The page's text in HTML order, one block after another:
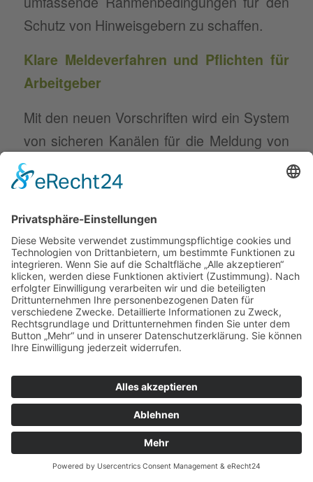
Schutz von Hinweisgebern zu schaffen.
Klare Meldeverfahren und Pflichten für
Arbeitgeber
Mit den neuen Vorschriften wird ein System
von sicheren Kanälen für die Meldung von
Missständen sowohl innerhalb einer
Organisation als auch an Behörden
geschaffen.
Sichere Meldekanäle
Hinweisgeber werden ermutigt, Missstände
zunächst intern zu melden, wenn der
Verstoß, den sie aufdecken möchten,
innerhalb ihrer Organisation wirksam
angegangen werden kann und sie keine
Vergeltungsmaßnahmen riskieren. Je nach
den Umständen im jeweiligen Fall können
sie sich auch direkt an die zuständigen
Behörden wenden. Wenn nach der